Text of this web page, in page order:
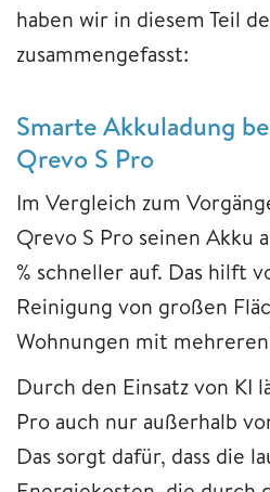
haben wir in diesem Teil
zusammengefasst:
Smarte Akkuladung
Qrevo S Pro
Im Vergleich zum
Qrevo S Pro seinen Akku
% schneller auf. Das hilft
Reinigung von großen
Wohnungen mit
Durch den Einsatz von KI
Pro auch nur außerhalb
Das sorgt dafür, dass die